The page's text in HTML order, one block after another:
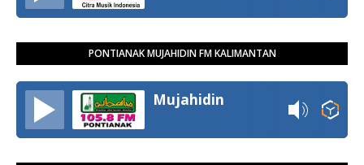
PONTIANAK MUJAHIDIN FM KALIMANTAN
Mujahidin